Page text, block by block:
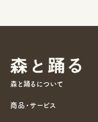
森と踊るについて
商品・サービス